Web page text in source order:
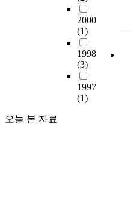
2000
(1)
1998
(3)
1997
(1)
오늘 본 자료